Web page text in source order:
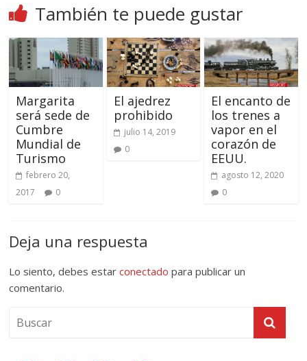
También te puede gustar
Margarita
será sede de
Cumbre
Mundial de
Turismo
febrero 20,
2017
0
El ajedrez
prohibido
julio 14, 2019
0
El encanto de
los trenes a
vapor en el
corazón de
EEUU.
agosto 12, 2020
0
Deja una respuesta
Lo siento, debes estarconectado para publicar un
comentario.